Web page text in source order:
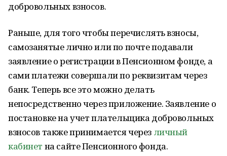
добровольных взносов.
Раньше, для того чтобы перечислять взносы,
самозанятые лично или по почте подавали
заявление о регистрации в Пенсионном фонде, а
сами платежи совершали по реквизитам через
банк. Теперь все это можно делать
непосредственно через приложение. Заявление о
постановке на учет плательщика добровольных
взносов также принимается через личный
кабинет на сайте Пенсионного фонда.